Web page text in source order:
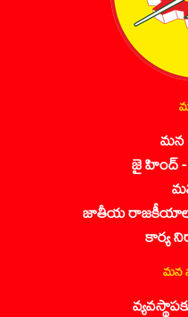
మన
జై హింద్ -
జాతీయ రాజకీయాలపై
కార్య
మన